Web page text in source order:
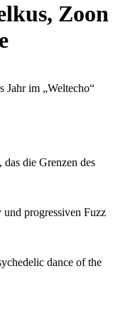
Zoon
Jahr im „Weltecho“
die Grenzen des
progressiven Fuzz
dance of the